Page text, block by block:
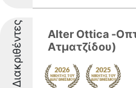
Διακριθέντες
Alter Ottica -
Ατματζίδου)